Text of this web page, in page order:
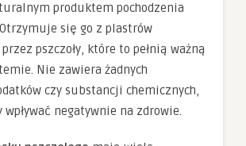
produktem pochodzenia
się go z plastrów
pszczoły, które to pełnią ważną
Nie zawiera żadnych
czy substancji chemicznych,
wpływać negatywnie na zdrowie.